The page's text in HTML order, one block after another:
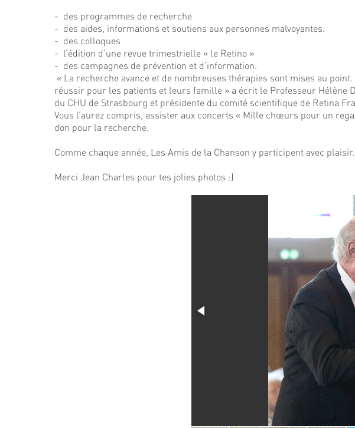
- des programmes de recherche
- des aides, informations et soutiens aux personnes malvoyantes.
- des colloques
- l’édition d’une revue trimestrielle « le Retino »
- des campagnes de prévention et d’information.
« La recherche avance et de nombreuses thérapies sont mises au
réussir pour les patients et leurs famille » a écrit le Professeur Hélène
du CHU de Strasbourg et présidente du comité scientifique de Retina
Vous l’aurez compris, assister aux concerts « Mille chœurs pour un
don pour la recherche.
Comme chaque année, Les Amis de la Chanson y participent avec plaisir.
Merci Jean Charles pour tes jolies photos :)